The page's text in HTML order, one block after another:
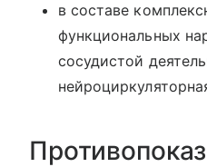
в составе
функциональных
сосудистой